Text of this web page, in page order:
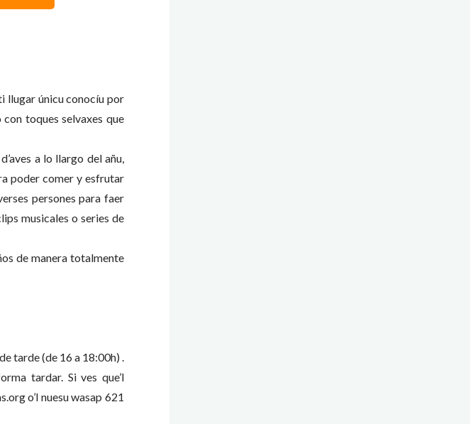
llugar únicu conocíu por
toques selvaxes que
a lo llargo del añu,
poder comer y esfrutar
persones para faer
musicales o series de
de manera totalmente
tarde (de 16 a 18:00h) .
tardar. Si ves que’l
o’l nuesu wasap 621